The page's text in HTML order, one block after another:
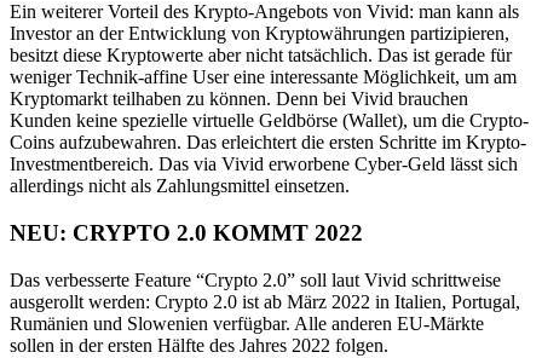
Ein weiterer Vorteil des Krypto-Angebots von Vivid: man kann als
Investor an der Entwicklung von Kryptowährungen partizipieren,
besitzt diese Kryptowerte aber nicht tatsächlich. Das ist gerade für
weniger Technik-affine User eine interessante Möglichkeit, um am
Kryptomarkt teilhaben zu können. Denn bei Vivid brauchen
Kunden keine spezielle virtuelle Geldbörse (Wallet), um die Crypto-
Coins aufzubewahren. Das erleichtert die ersten Schritte im Krypto-
Investmentbereich. Das via Vivid erworbene Cyber-Geld lässt sich
allerdings nicht als Zahlungsmittel einsetzen.
NEU: CRYPTO 2.0 KOMMT 2022
Das verbesserte Feature “Crypto 2.0” soll laut Vivid schrittweise
ausgerollt werden: Crypto 2.0 ist ab März 2022 in Italien, Portugal,
Rumänien und Slowenien verfügbar. Alle anderen EU-Märkte
sollen in der ersten Hälfte des Jahres 2022 folgen.